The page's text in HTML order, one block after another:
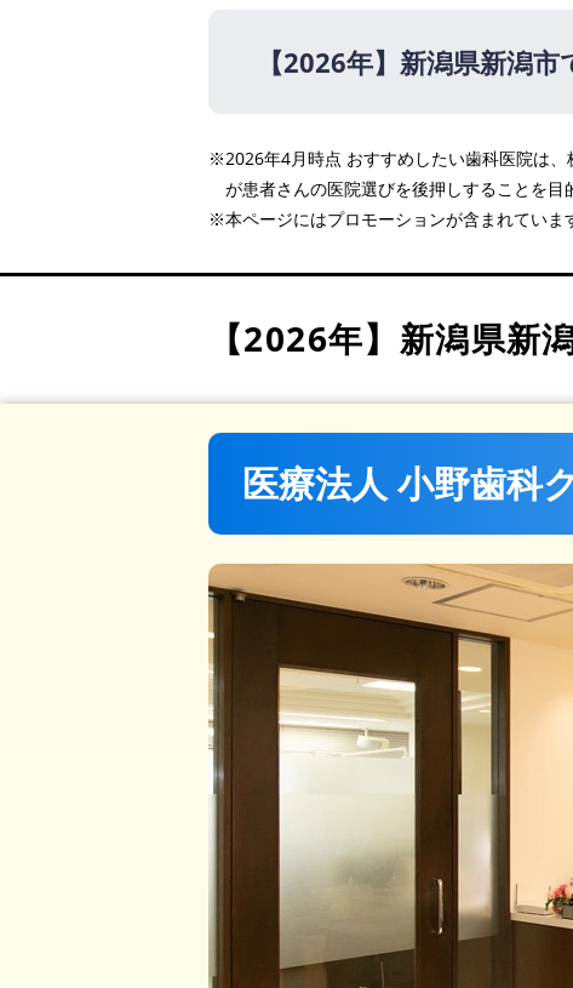
【2026年】 新潟県新潟
医療法人 小野歯科クリニック
オアシスデンタルクリニック
まつみだい歯科診療所
エクセレント歯科クリニック
※2026年4月時点 おすすめしたい歯科医院は、
が患者さんの医院選びを後押しすることを目
※本ページにはプロモーションが含まれていま
【2026年】 新潟県新
医療法人 小野歯科